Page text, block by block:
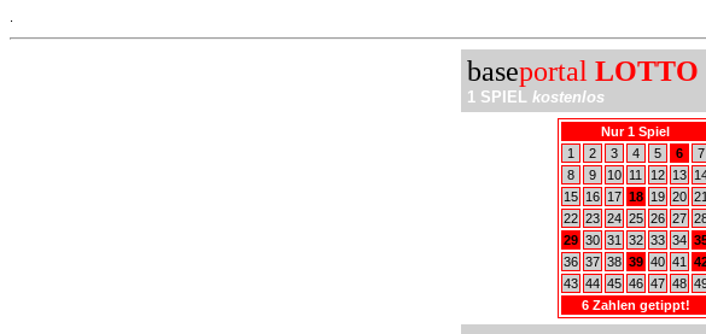
baseportal LOTTO
1 SPIEL kostenlos
Nur 1 Spiel
1
2 3 4 5 6
7
8
9 10 11 12 13
15
16 17 18 19 20 21
22 23 24 25 26 27
29 30 31 32 33 34
36 37 38 39 40 41
43 44 45 46 47 48
6 Zahlen getippt!